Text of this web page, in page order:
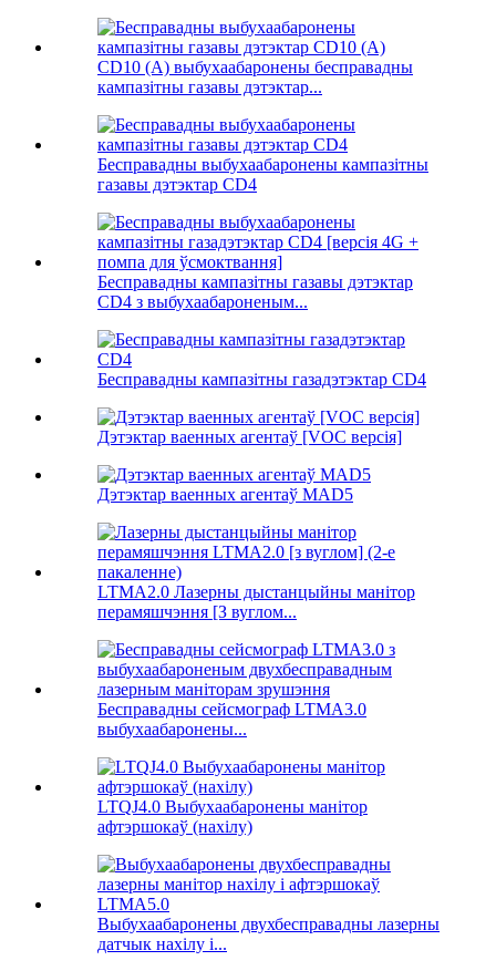
CD10 (A) выбухаабаронены бесправадны
кампазітны газавы дэтэктар...
Бесправадны выбухаабаронены кампазітны
газавы дэтэктар CD4
Бесправадны кампазітны газавы дэтэктар
CD4 з выбухаабароненым...
Бесправадны кампазітны газадэтэктар CD4
Дэтэктар ваенных агентаў [VOC версія]
Дэтэктар ваенных агентаў MAD5
LTMA2.0 Лазерны дыстанцыйны манітор
перамяшчэння [З вуглом...
Бесправадны сейсмограф LTMA3.0
выбухаабаронены...
LTQJ4.0 Выбухаабаронены манітор
афтэршокаў (нахілу)
Выбухаабаронены двухбесправадны лазерны
датчык нахілу і...